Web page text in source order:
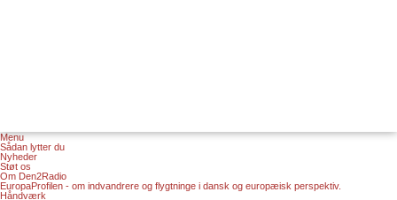
Menu
Sådan lytter du
Nyheder
Støt os
Om Den2Radio
EuropaProfilen - om indvandrere og flygtninge i dansk og europæisk perspektiv.
Håndværk